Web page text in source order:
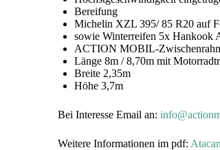
Bereifung
Michelin XZL 395/ 85 R20 auf
sowie Winterreifen 5x Hankook
ACTION MOBIL-
Länge 8m / 8,70m mit
Breite 2,35m
Höhe 3,7m
Bei Interesse Email an:
Weitere Informationen im pdf: